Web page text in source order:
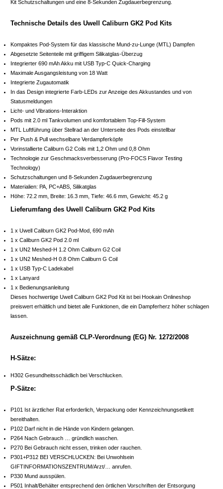
Kit Schutzschaltungen und eine 8-Sekunden Zugdauerbegrenzung.
Technische Details des Uwell Caliburn GK2 Pod Kits
Kompaktes Pod-System für das klassische Mund-zu-Lunge (MTL) Dampfen
Abgesetzte Seitenteile mit griffigem Silikatglas-Überzug
Integrierter 690 mAh Akku mit USB Typ-C Quick-Charging
Maximale Ausgangsleistung von 18 Watt
Integrierte Zugautomatik
In das Design integrierte Farb-LEDs zur Anzeige des Akkustandes und von
Statusmeldungen
Licht- und Vibrations-Interaktion
Pods mit 2.0 ml Tankvolumen und komfortablem Top-Fill-System
MTL Luftführung über Stellrad an der Unterseite des Pods einstellbar
Per Push & Pull wechselbare Verdampferköpfe
Vorinstallierte Caliburn G2 Coils mit 1,2 Ohm und 0,8 Ohm
Technologie zur Geschmacksverbesserung (Pro-FOCS Flavor Testing
Technology)
Schutzschaltungen und 8-Sekunden Zugdauerbegrenzung
Materialien: PA, PC+ABS, Silikatglas
Höhe: 72.2 mm, Breite: 16.3 mm, Tiefe: 46.6 mm, Gewicht: 45.2 g
Lieferumfang des Uwell Caliburn GK2 Pod Kits
1 x Uwell Caliburn GK2 Pod-Mod, 690 mAh
1 x Caliburn GK2 Pod 2.0 ml
1 x UN2 Meshed-H 1.2 Ohm Caliburn G2 Coil
1 x UN2 Meshed-H 0.8 Ohm Caliburn G Coil
1 x USB Typ-C Ladekabel
1 x Lanyard
1 x Bedienungsanleitung
Dieses hochwertige Uwell Caliburn GK2 Pod Kit ist bei Hookain Onlineshop
preiswert erhältlich und bietet alle Funktionen, die ein Dampferherz höher schlagen
lassen.
Auszeichnung gemäß CLP-Verordnung (EG) Nr. 1272/2008
H-Sätze:
H302 Gesundheitsschädlich bei Verschlucken.
P-Sätze:
P101 Ist ärztlicher Rat erforderlich, Verpackung oder Kennzeichnungsetikett
bereithalten.
P102 Darf nicht in die Hände von Kindern gelangen.
P264 Nach Gebrauch … gründlich waschen.
P270 Bei Gebrauch nicht essen, trinken oder rauchen.
P301+P312 BEI VERSCHLUCKEN: Bei Unwohlsein
GIFTINFORMATIONSZENTRUM/Arzt/… anrufen.
P330 Mund ausspülen.
P501 Inhalt/Behälter entsprechend den örtlichen Vorschriften der Entsorgung